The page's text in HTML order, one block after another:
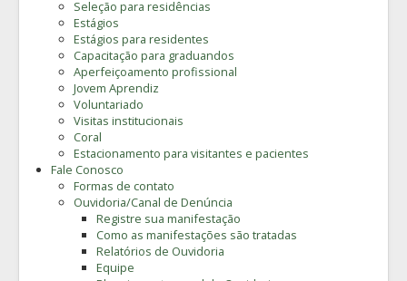
Seleção para residências
Estágios
Estágios para residentes
Capacitação para graduandos
Aperfeiçoamento profissional
Jovem Aprendiz
Voluntariado
Visitas institucionais
Coral
Estacionamento para visitantes e pacientes
Fale Conosco
Formas de contato
Ouvidoria/Canal de Denúncia
Registre sua manifestação
Como as manifestações são tratadas
Relatórios de Ouvidoria
Equipe